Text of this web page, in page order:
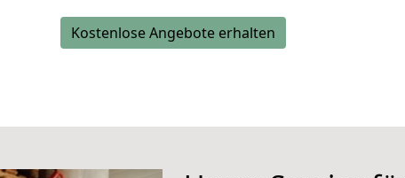
Kostenlose Angebote erhalten